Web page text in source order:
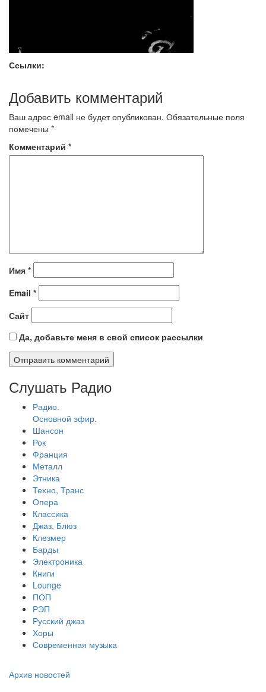
Ссылки:
Добавить комментарий
Ваш адрес email не будет опубликован. Обязательные поля
помечены *
Комментарий *
Имя *
Email *
Сайт
Да, добавьте меня в свой список рассылки
Слушать Радио
Радио.
Основной эфир.
Шансон
Рок
Франция
Металл
Этника
Техно, Транс
Опера
Классика
Джаз, Блюз
Клезмер
Барды
Электроника
Книги
Lounge
ПОП
РЭП
Русский джаз
Хоры
Современная музыка
Архив новостей